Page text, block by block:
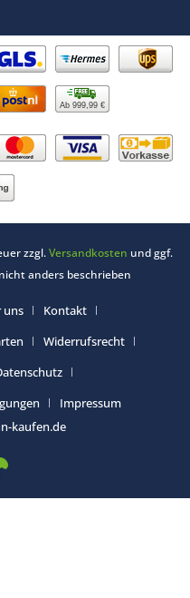
Ab 999,99 €
zzgl.Versandkosten und ggf.
anders beschrieben
uns
Kontakt
Widerrufsrecht
Impressum
kaufen.de